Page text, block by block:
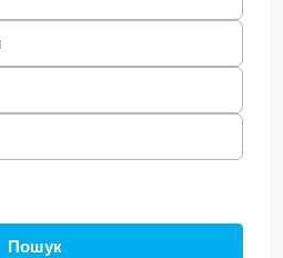
Пошук